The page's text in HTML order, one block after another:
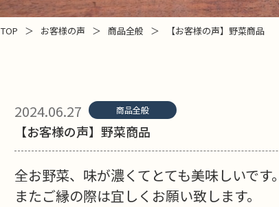
TOP ＞ お客様の声 ＞ 商品全般 ＞ 【お客様の声】野菜商品
2024.06.27 商品全般
【お客様の声】野菜商品
全お野菜、味が濃くてとても美味しいです。
またご縁の際は宜しくお願い致します。